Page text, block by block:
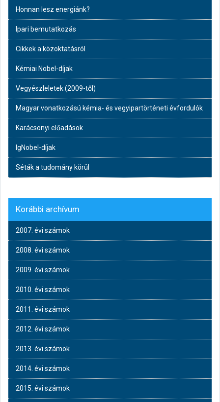
Honnan lesz energiánk?
Ipari bemutatkozás
Cikkek a közoktatásról
Kémiai Nobel-díjak
Vegyészleletek (2009-től)
Magyar vonatkozású kémia- és vegyipartörténeti évfordulók
Karácsonyi előadások
IgNobel-díjak
Séták a tudomány körül
Korábbi archívum
2007. évi számok
2008. évi számok
2009. évi számok
2010. évi számok
2011. évi számok
2012. évi számok
2013. évi számok
2014. évi számok
2015. évi számok